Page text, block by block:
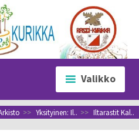
Valikko
>> Yksityinen: Il.. >> Iltarastit Kal..